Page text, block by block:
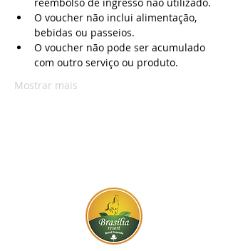
O voucher não inclui alimentação,
bebidas ou passeios.
O voucher não pode ser acumulado
com outro serviço ou produto.
Mostrar mais